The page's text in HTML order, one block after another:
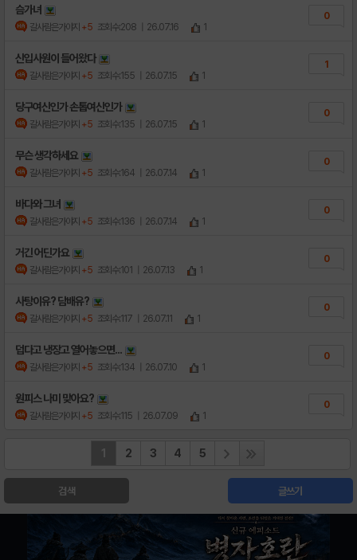
슴가녀
갈사람은가야지 +5 조회수:208 | 26.07.16 1
0
신입사원이 들어왔다
갈사람은가야지 +5 조회수:155 | 26.07.15 1
1
당구여신인가 손톱여신인가
갈사람은가야지 +5 조회수:135 | 26.07.15 1
0
무슨 생각하세요
갈사람은가야지 +5 조회수:164 | 26.07.14 1
0
바다와 그녀
갈사람은가야지 +5 조회수:136 | 26.07.14 1
0
거긴 어딘가요
갈사람은가야지 +5 조회수:101 | 26.07.13 1
0
사탕이유? 담배유?
갈사람은가야지 +5 조회수:117 | 26.07.11 1
0
덥다고 냉장고 열어놓으면...
갈사람은가야지 +5 조회수:134 | 26.07.10 1
0
원피스 나미 맞아요?
갈사람은가야지 +5 조회수:115 | 26.07.09 1
0
1 2 3 4 5
검색 글쓰기